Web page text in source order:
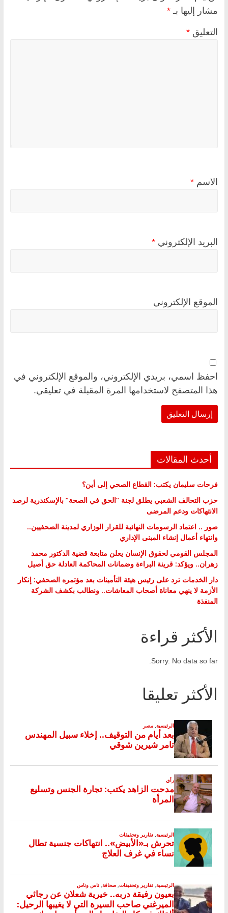
مشار إليها بـ *
التعليق *
الاسم *
البريد الإلكتروني *
الموقع الإلكتروني
احفظ اسمي، بريدي الإلكتروني، والموقع الإلكتروني في
هذا المتصفح لاستخدامها المرة المقبلة في تعليقي.
أحدث المقالات
فرحات سليمان يكتب: القطاع الصحي إلى أين؟
حزب التحالف الشعبي يطلق لجنة “الحق في الصحة” بالإسكندرية لرصد
الانتهاكات ودعم المرضى
صور .. اعتماد الرسومات النهائية للقرار الوزاري لمدينة الصحفيين..
وانتهاء أعمال إنشاء المبنى الإداري
المجلس القومي لحقوق الإنسان يعلن متابعة قضية الدكتور محمد
زهران.. ويؤكد: قرينة البراءة وضمانات المحاكمة العادلة حق أصيل
دار الخدمات ترد على رئيس هيئة التأمينات بعد مؤتمره الصحفي: إنكار
الأزمة لا ينهي معاناة أصحاب المعاشات.. ونطالب بكشف الشركة
المنفذة
الأكثر قراءة
Sorry. No data so far.
الأكثر تعليقا